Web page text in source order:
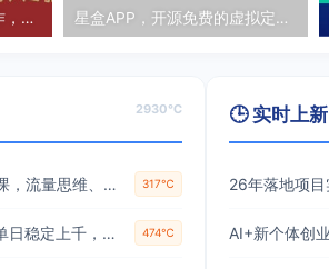
男粉变现计划，傻瓜式操作，小白轻松日入多张【揭秘】 星盒APP，开源免费的虚拟定位，考勤打卡
2930℃
抖音手工赛道运营实战课，流量思维、标签机制、垂直定位，解决不起号难题，单月变现破3万 317℃
AI写作暴力掘金项目，单日稳定上千，小白必看 474℃
🕒 实时上新